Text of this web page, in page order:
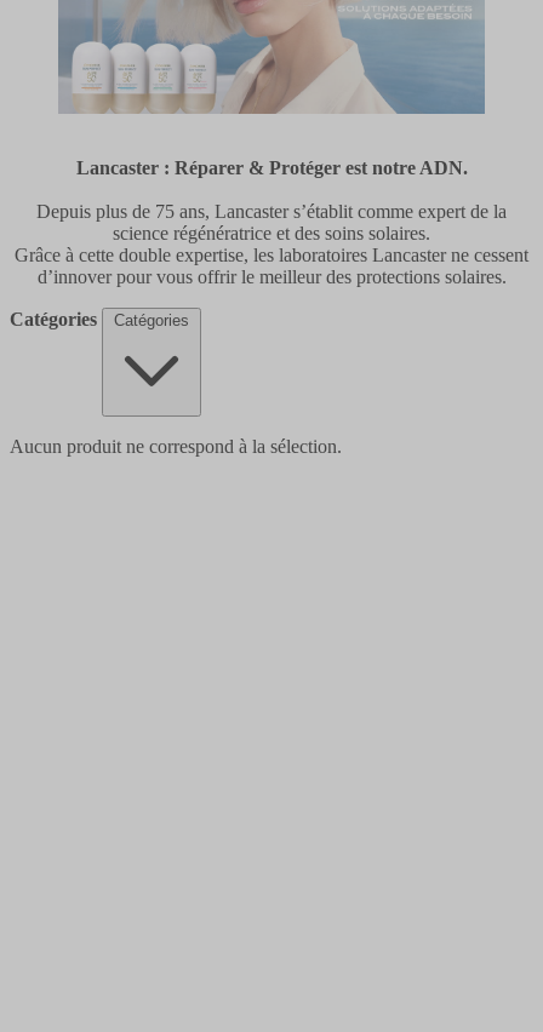
Lancaster : Réparer & Protéger est notre ADN.
Depuis plus de 75 ans, Lancaster s’établit comme expert de la
science régénératrice et des soins solaires.
Grâce à cette double expertise, les laboratoires Lancaster ne cessent
d’innover pour vous offrir le meilleur des protections solaires.
Catégories Catégories
Aucun produit ne correspond à la sélection.